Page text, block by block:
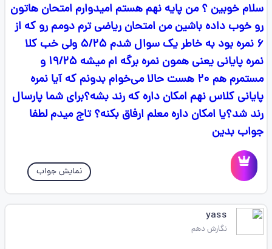
سلام خوبین ؟ من پایه نهم هستم امیدوارم امتحان هاتون
رو خوب داده باشین من امتحان ریاضی ترم دومم رو که از
۶ نمره بود به خاطر یک سوال شدم ۵/۲۵ ولی خب کلا
نمره پایانی یعنی همون نمره برگه ام میشه ۱۹/۲۵ و
مستمرم هم ۲۰ هست حالا می‌خوام بدونم که آیا نمره
پایانی کلاس نهم امکان داره که رند بشه؟برای شما پارسال
رند شد؟یا امکان داره معلم ارفاق بکنه؟ تاج میدم لطفا
جواب بدین
نمایش جواب
yass
نگارش دهم